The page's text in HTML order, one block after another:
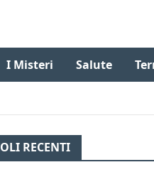
I Misteri Salute
RECENTI